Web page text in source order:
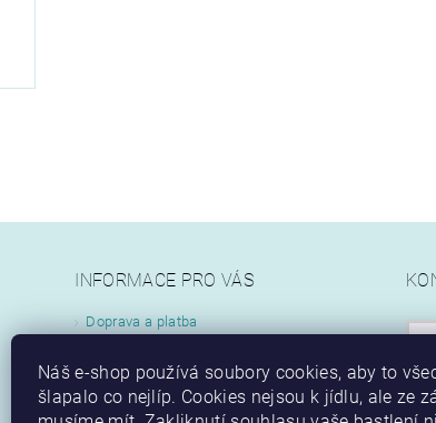
INFORMACE PRO VÁS
Doprava a platba
Obchodní podmínky
Kontakty
Náš e-shop používá soubory cookies, aby to
šlapalo co nejlíp. Cookies nejsou k jídlu, ale ze